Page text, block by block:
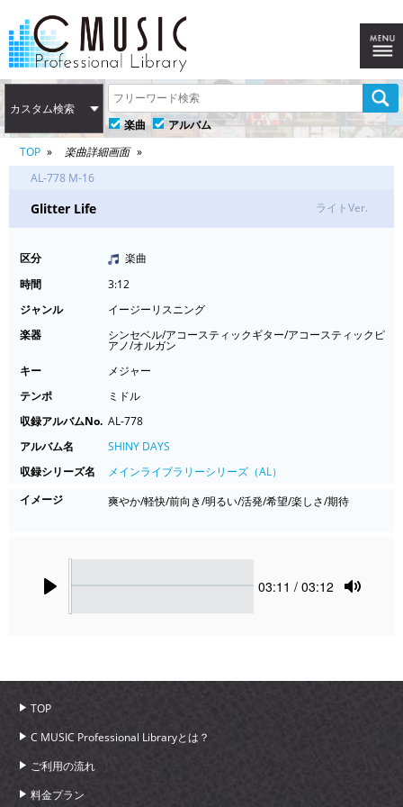
カスタム検索
楽曲
アルバム
TOP
楽曲詳細画面
AL-778 M-16
Glitter Life ライトVer.
区分
楽曲
時間
3:12
ジャンル
イージーリスニング
楽器
シンセベル/アコースティックギター/アコースティックピ
アノ/オルガン
キー
メジャー
テンポ
ミドル
収録アルバムNo. AL-778
アルバム名
SHINY DAYS
収録シリーズ名
メインライブラリーシリーズ（AL）
イメージ
爽やか/軽快/前向き/明るい/活発/希望/楽しさ/期待
Current
03:11 / 03:12
TOP
C MUSIC Professional Libraryとは？
ご利用の流れ
料金プラン